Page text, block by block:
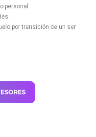
personal.
por transición de un ser